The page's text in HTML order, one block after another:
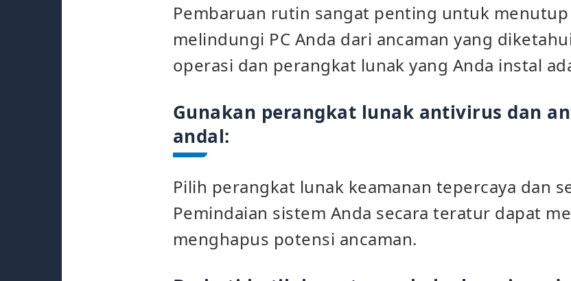
Pembaruan rutin sangat penting untuk menutup
melindungi PC Anda dari ancaman yang
operasi dan perangkat lunak yang Anda instal
Gunakan perangkat lunak antivirus dan
andal:
Pilih perangkat lunak keamanan tepercaya dan
Pemindaian sistem Anda secara teratur dapat
menghapus potensi ancaman.